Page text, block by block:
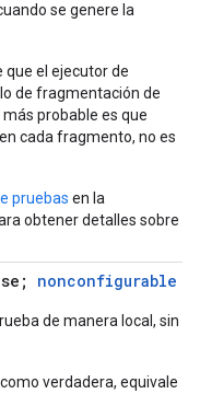
se genere la
el ejecutor de
de fragmentación de
probable es que
cada fragmento, no es
pruebas en la
obtener detalles sobre
nonconfigurable
de manera local, sin
verdadera, equivale